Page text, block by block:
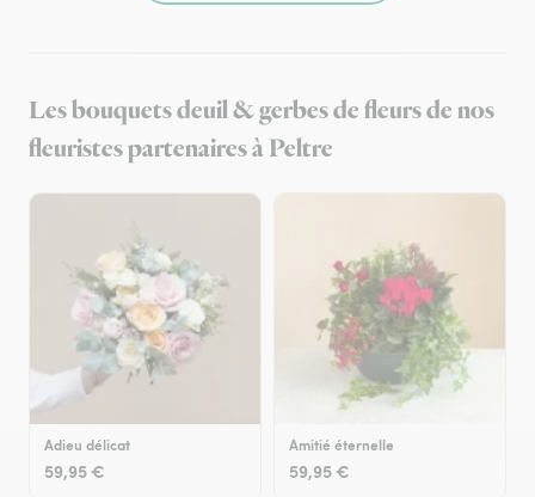
Les bouquets deuil & gerbes de fleurs de nos
fleuristes partenaires à Peltre
Adieu délicat
59,95 €
Amitié éternelle
59,95 €